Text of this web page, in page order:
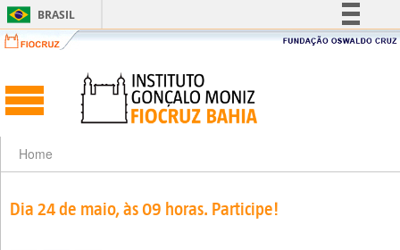
BRASIL
Simplifique!
Acesso à informação
Canais
Home
Dia 24 de maio, às 09 horas. Participe!